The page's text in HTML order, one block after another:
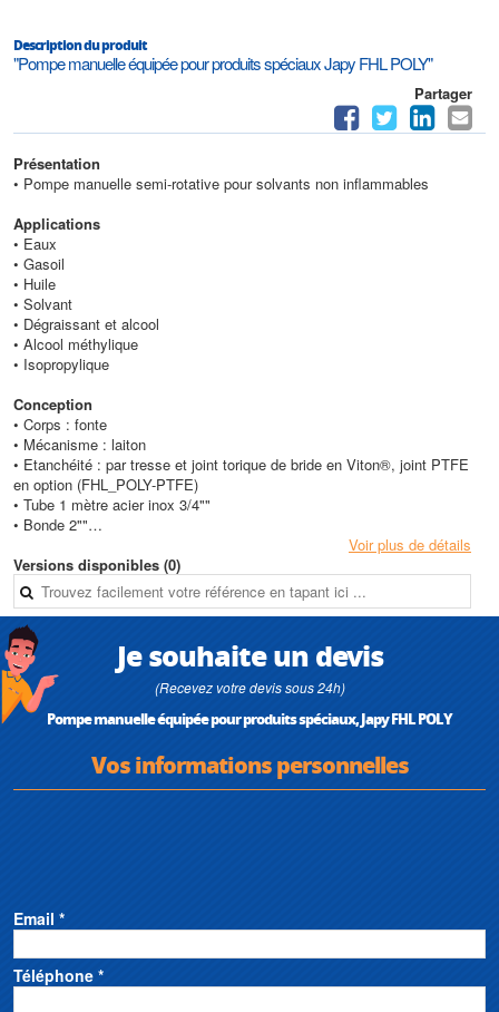
Description du produit
"Pompe manuelle équipée pour produits spéciaux Japy FHL POLY"
Partager
Présentation
• Pompe manuelle semi-rotative pour solvants non inflammables
Applications
• Eaux
• Gasoil
• Huile
• Solvant
• Dégraissant et alcool
• Alcool méthylique
• Isopropylique
Conception
• Corps : fonte
• Mécanisme : laiton
• Etanchéité : par tresse et joint torique de bride en Viton®, joint PTFE
en option (FHL_POLY-PTFE)
• Tube 1 mètre acier inox 3/4""
• Bonde 2""
• Tuyau Ø 25 UPE
• Bec verseur
• Coude inox
Caractéristiques techniques
• Technologie : Semi-rotative, Vide-fût
• ATEX : Non
• Type de pompe : Équipée
• Ensemble de pompage : Kits ou ensembles de transfert
• Aspiration : Tube 3/4'' ou 1'' en inox avec bonde 2''
• Débit max : 2 m3/h
Voir plus de détails
Versions disponibles (0)
Je souhaite un devis
(Recevez votre devis sous 24h)
Pompe manuelle équipée pour produits spéciaux, Japy FHL POLY
Vos informations personnelles
Email *
Téléphone *